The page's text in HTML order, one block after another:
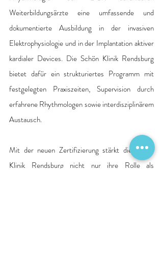
Weiterbildungsärzte eine umfassende und
dokumentierte Ausbildung in der invasiven
Elektrophysiologie und in der Implantation aktiver
kardialer Devices. Die Schön Klinik Rendsburg
bietet dafür ein strukturiertes Programm mit
festgelegten Praxiszeiten, Supervision durch
erfahrene Rhythmologen sowie interdisziplinärem
Austausch.
Mit der neuen Zertifizierung stärkt die Schön
Klinik Rendsburg nicht nur ihre Rolle als